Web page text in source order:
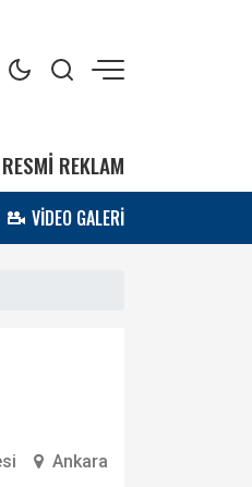
RESMİ REKLAM
VİDEO GALERİ
Ankara